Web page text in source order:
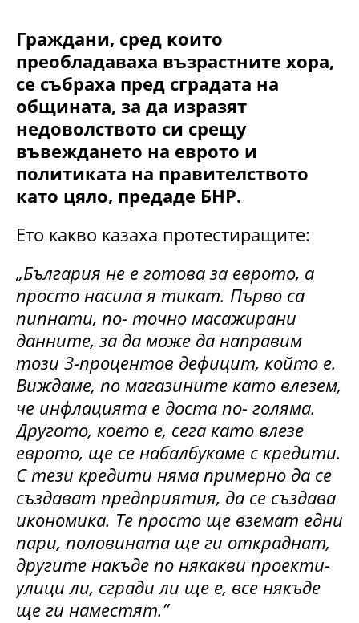
Граждани, сред които
преобладаваха възрастните хора,
се събраха пред сградата на
общината, за да изразят
недоволството си срещу
въвеждането на еврото и
политиката на правителството
като цяло, предаде БНР.
Ето какво казаха протестиращите:
„България не е готова за еврото, а
просто насила я тикат. Първо са
пипнати, по- точно масажирани
данните, за да може да направим
този 3-процентов дефицит, който е.
Виждаме, по магазините като влезем,
че инфлацията е доста по- голяма.
Другото, което е, сега като влезе
еврото, ще се набалбукаме с кредити.
С тези кредити няма примерно да се
създават предприятия, да се създава
икономика. Те просто ще вземат едни
пари, половината ще ги откраднат,
другите накъде по някакви проекти-
улици ли, сгради ли ще е, все някъде
ще ги наместят.”